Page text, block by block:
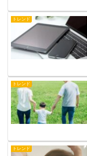
トレンド
トレンド
トレンド